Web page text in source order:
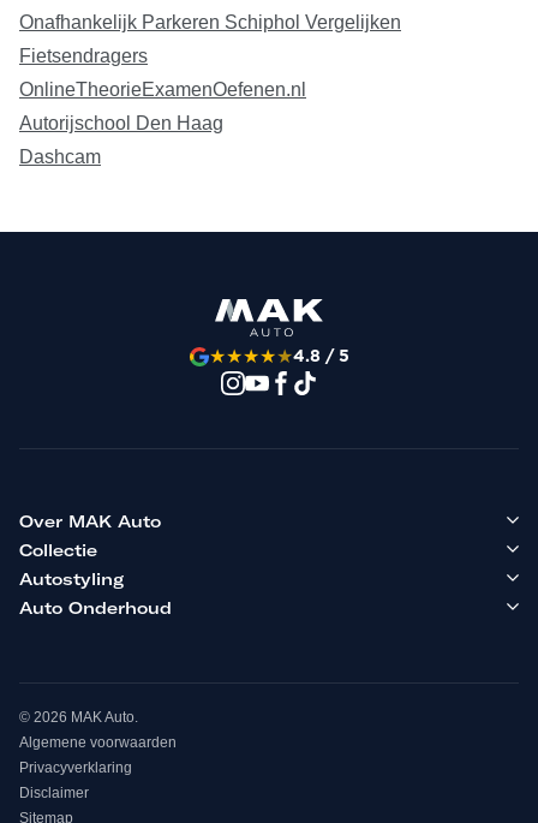
Onafhankelijk Parkeren Schiphol Vergelijken
Fietsendragers
OnlineTheorieExamenOefenen.nl
Autorijschool Den Haag
Dashcam
★★★★★4.8 / 5
Over MAK Auto
Collectie
Autostyling
Auto Onderhoud
© 2026 MAK Auto.
Algemene voorwaarden
Privacyverklaring
Disclaimer
Sitemap